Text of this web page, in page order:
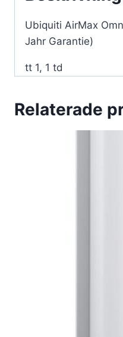
Ubiquiti AirMax
Jahr Garantie)
tt 1, 1 td
Relaterade